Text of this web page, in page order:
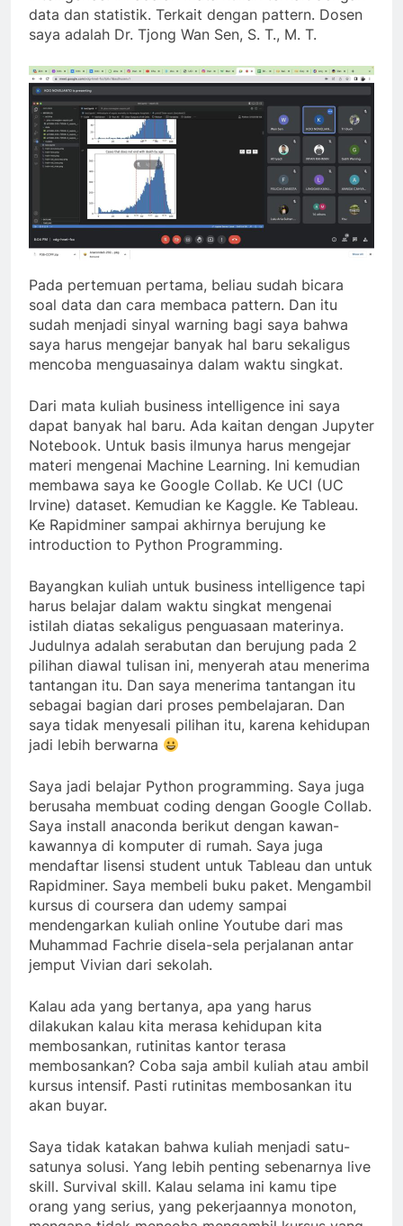
data dan statistik. Terkait dengan pattern. Dosen
saya adalah Dr. Tjong Wan Sen, S. T., M. T.
Pada pertemuan pertama, beliau sudah bicara
soal data dan cara membaca pattern. Dan itu
sudah menjadi sinyal warning bagi saya bahwa
saya harus mengejar banyak hal baru sekaligus
mencoba menguasainya dalam waktu singkat.
Dari mata kuliah business intelligence ini saya
dapat banyak hal baru. Ada kaitan dengan Jupyter
Notebook. Untuk basis ilmunya harus mengejar
materi mengenai Machine Learning. Ini kemudian
membawa saya ke Google Collab. Ke UCI (UC
Irvine) dataset. Kemudian ke Kaggle. Ke Tableau.
Ke Rapidminer sampai akhirnya berujung ke
introduction to Python Programming.
Bayangkan kuliah untuk business intelligence tapi
harus belajar dalam waktu singkat mengenai
istilah diatas sekaligus penguasaan materinya.
Judulnya adalah serabutan dan berujung pada 2
pilihan diawal tulisan ini, menyerah atau menerima
tantangan itu. Dan saya menerima tantangan itu
sebagai bagian dari proses pembelajaran. Dan
saya tidak menyesali pilihan itu, karena kehidupan
jadi lebih berwarna
Saya jadi belajar Python programming. Saya juga
berusaha membuat coding dengan Google Collab.
Saya install anaconda berikut dengan kawan-
kawannya di komputer di rumah. Saya juga
mendaftar lisensi student untuk Tableau dan untuk
Rapidminer. Saya membeli buku paket. Mengambil
kursus di coursera dan udemy sampai
mendengarkan kuliah online Youtube dari mas
Muhammad Fachrie disela-sela perjalanan antar
jemput Vivian dari sekolah.
Kalau ada yang bertanya, apa yang harus
dilakukan kalau kita merasa kehidupan kita
membosankan, rutinitas kantor terasa
membosankan? Coba saja ambil kuliah atau ambil
kursus intensif. Pasti rutinitas membosankan itu
akan buyar.
Saya tidak katakan bahwa kuliah menjadi satu-
satunya solusi. Yang lebih penting sebenarnya live
skill. Survival skill. Kalau selama ini kamu tipe
orang yang serius, yang pekerjaannya monoton,